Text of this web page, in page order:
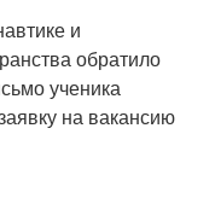
и
обратило
ученика
на вакансию